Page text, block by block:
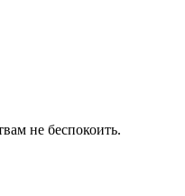
не беспокоить.